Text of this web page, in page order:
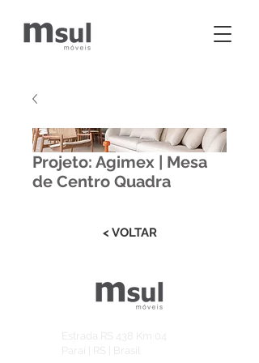
Projeto: Agimex | Mesa
de Centro Quadra
< VOLTAR
Estrada RS 438 Km 04
Paraí | RS | Brasil